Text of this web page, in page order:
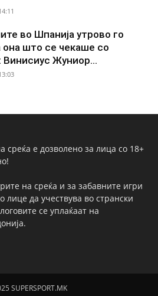
во Шпанија утрово го
она што се чекаше со
Винисиус Жуниор...
среќа е дозволено за лица со 18+
на среќа и за забавните игри
лице да учествува во странски
се уплаќаат на
SUPERSPORT.MK